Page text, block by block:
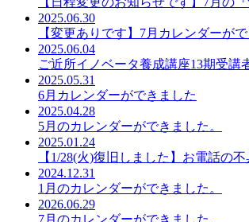
2025.06.30
【変更ありです】7月カレンダーが
2025.06.04
ご近所イノベータ養成講座13期受講
2025.05.31
6月カレンダーができました
2025.04.28
5月のカレンダーができました。
2025.01.24
【1/28(火)復旧しました】お電話の
2024.12.31
1月のカレンダーができました。
2026.06.29
7月のカレンダーができました。